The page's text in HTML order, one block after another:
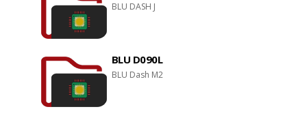
BLU DASH J
BLU D090L
BLU Dash M2